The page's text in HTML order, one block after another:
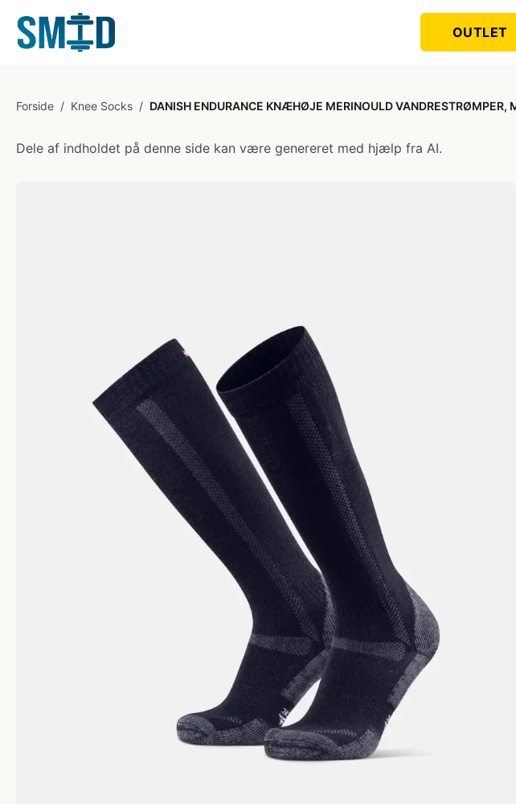
OUTLET
Forside / Knee Socks / DANISH ENDURANCE KNÆHØJE MERINOULD
Dele af indholdet på denne side kan være genereret med hjælp fra AI.